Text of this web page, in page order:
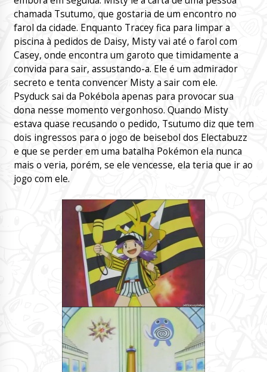
chamada Tsutumo, que gostaria de um encontro no
farol da cidade. Enquanto Tracey fica para limpar a
piscina à pedidos de Daisy, Misty vai até o farol com
Casey, onde encontra um garoto que timidamente a
convida para sair, assustando-a. Ele é um admirador
secreto e tenta convencer Misty a sair com ele.
Psyduck sai da Pokébola apenas para provocar sua
dona nesse momento vergonhoso. Quando Misty
estava quase recusando o pedido, Tsutumo diz que tem
dois ingressos para o jogo de beisebol dos Electabuzz
e que se perder em uma batalha Pokémon ela nunca
mais o veria, porém, se ele vencesse, ela teria que ir ao
jogo com ele.